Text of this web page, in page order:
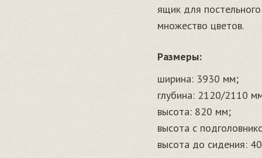
ящик для
множество цветов.
Размеры:
ширина: 3930 мм;
глубина: 2120/2110
высота: 820 мм;
высота с
высота до сидения: